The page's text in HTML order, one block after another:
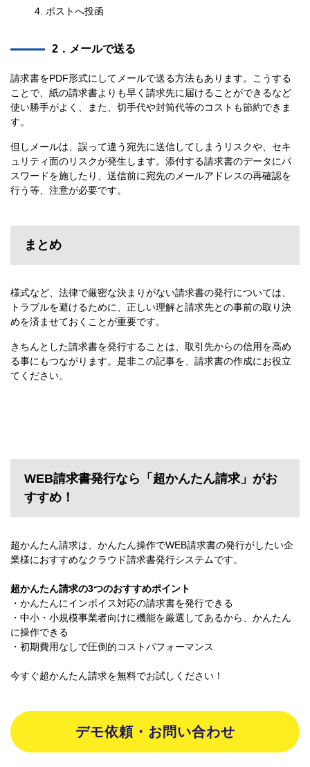
ポストへ投函
2．メールで送る
請求書をPDF形式にしてメールで送る方法もあります。こうする
ことで、紙の請求書よりも早く請求先に届けることができるなど
使い勝手がよく、また、切手代や封筒代等のコストも節約できま
す。
但しメールは、誤って違う宛先に送信してしまうリスクや、セキ
ュリティ面のリスクが発生します。添付する請求書のデータにパ
スワードを施したり、送信前に宛先のメールアドレスの再確認を
行う等、注意が必要です。
まとめ
様式など、法律で厳密な決まりがない請求書の発行については、
トラブルを避けるために、正しい理解と請求先との事前の取り決
めを済ませておくことが重要です。
きちんとした請求書を発行することは、取引先からの信用を高め
る事にもつながります。是非この記事を、請求書の作成にお役立
てください。
WEB請求書発行なら「超かんたん請求」がお
すすめ！
超かんたん請求は、かんたん操作でWEB請求書の発行がしたい企
業様におすすめなクラウド請求書発行システムです。
超かんたん請求の3つのおすすめポイント
・かんたんにインボイス対応の請求書を発行できる
・中小・小規模事業者向けに機能を厳選してあるから、かんたん
に操作できる
・初期費用なしで圧倒的コストパフォーマンス
今すぐ超かんたん請求を無料でお試しください！
デモ依頼・お問い合わせ